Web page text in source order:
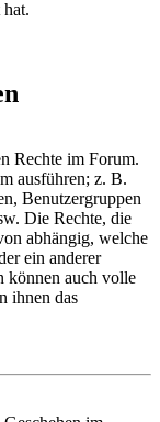
Rechte im Forum.
ausführen; z. B.
Benutzergruppen
Die Rechte, die
abhängig, welche
ein anderer
können auch volle
ihnen das